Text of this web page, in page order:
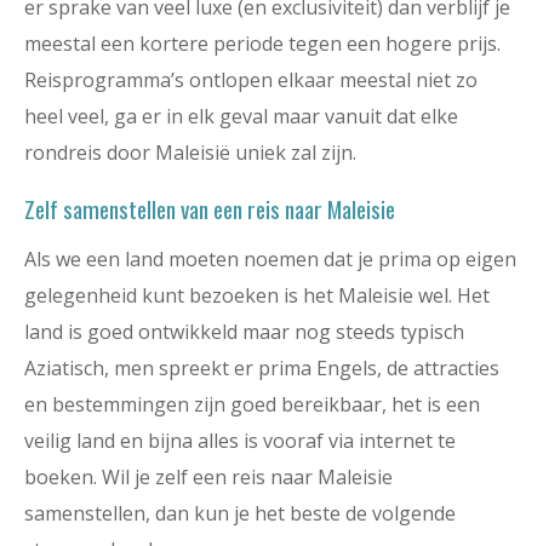
er sprake van veel luxe (en exclusiviteit) dan verblijf je
meestal een kortere periode tegen een hogere prijs.
Reisprogramma’s ontlopen elkaar meestal niet zo
heel veel, ga er in elk geval maar vanuit dat elke
rondreis door Maleisië uniek zal zijn.
Zelf samenstellen van een reis naar Maleisie
Als we een land moeten noemen dat je prima op eigen
gelegenheid kunt bezoeken is het Maleisie wel. Het
land is goed ontwikkeld maar nog steeds typisch
Aziatisch, men spreekt er prima Engels, de attracties
en bestemmingen zijn goed bereikbaar, het is een
veilig land en bijna alles is vooraf via internet te
boeken. Wil je zelf een reis naar Maleisie
samenstellen, dan kun je het beste de volgende